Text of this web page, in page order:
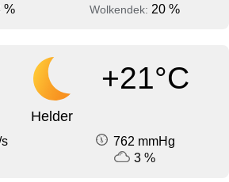
% Wolkendek: 20 %
+21°C
Helder
762 mmHg
3 %